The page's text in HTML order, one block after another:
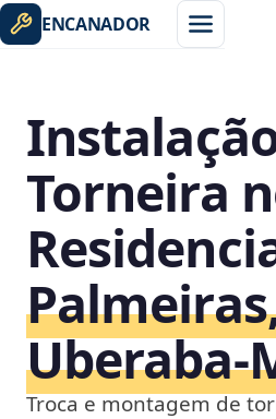
ENCANADOR
Torneira
Troca e montagem de